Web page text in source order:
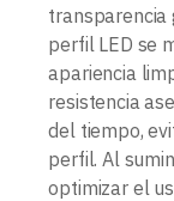
transparencia
perfil LED se
apariencia
resistencia
del tiempo,
perfil. Al
optimizar el